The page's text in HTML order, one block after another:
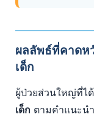
ผลลัพธ์ที่คาดห
เด็ก
ผู้ป่วยส่วนใหญ่ที่ไ
เด็ก ตามคำแนะน